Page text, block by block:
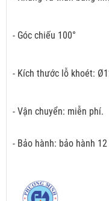
- Góc chiếu 100°
- Kích thước lỗ khoét:
- Vận chuyển: miễn phí.
- Bảo hành: bảo hành